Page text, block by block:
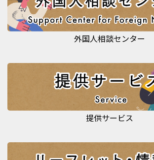
外国人相談センター
提供サービス